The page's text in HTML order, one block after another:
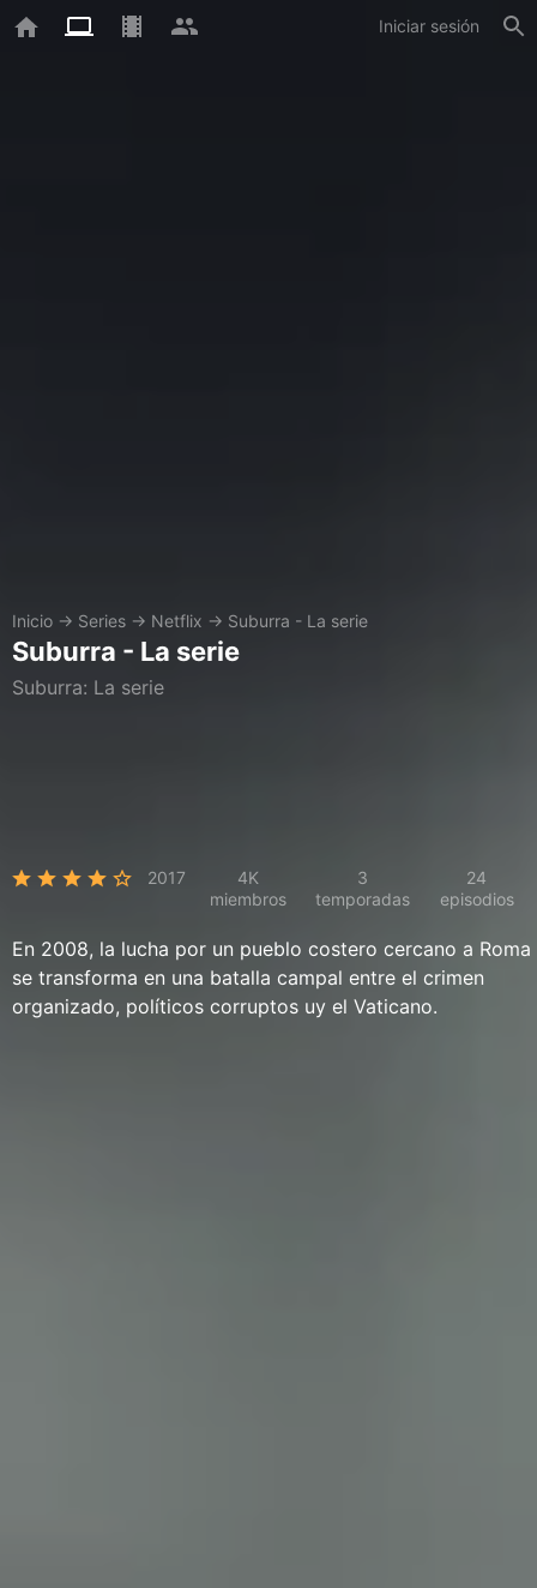
Iniciar sesión
Inicio → Series → Netflix → Suburra - La serie
Suburra - La serie
Suburra: La serie
2017
4K
miembros
3
temporadas
24
episodios
En 2008, la lucha por un pueblo costero cercano a Roma
se transforma en una batalla campal entre el crimen
organizado, políticos corruptos uy el Vaticano.